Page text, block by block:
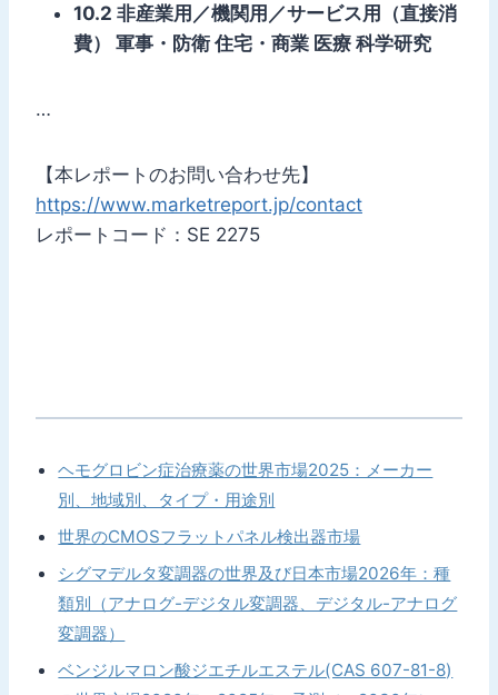
10.2 非産業用／機関用／サービス用（直接消
費） 軍事・防衛 住宅・商業 医療 科学研究
…
【本レポートのお問い合わせ先】
https://www.marketreport.jp/contact
レポートコード：SE 2275
ヘモグロビン症治療薬の世界市場2025：メーカー
別、地域別、タイプ・用途別
世界のCMOSフラットパネル検出器市場
シグマデルタ変調器の世界及び日本市場2026年：種
類別（アナログ-デジタル変調器、デジタル-アナログ
変調器）
ベンジルマロン酸ジエチルエステル(CAS 607-81-8)